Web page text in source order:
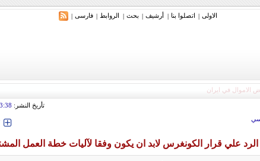
الاولی | اتصلوا بنا | أرشیف | بحث | الروابط | فارسی |
تأريخ النشر:
الرد علي قرار الكونغرس لابد ان يكون وفقا لآليات خطة العمل